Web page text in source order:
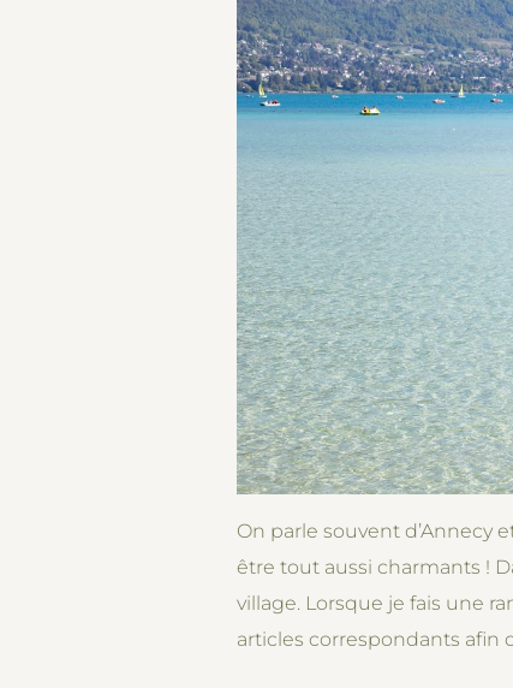
On parle souvent d’Annecy
être tout aussi charmants !
village. Lorsque je fais une
articles correspondants afin